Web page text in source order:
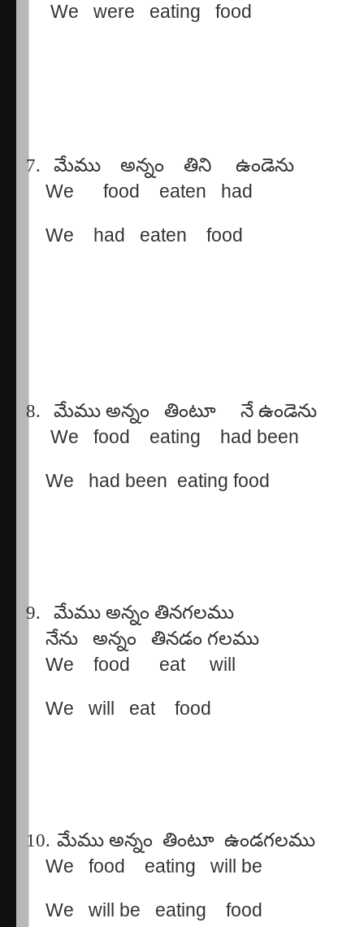
We were eating food
7. మేము అన్నం తిని
ఉండెను
We
food eaten had
We had eaten food
8. మేము అన్నం తింటూ నే ఉండెను
We
food eating had been
We had been eating food
9. మేము అన్నం తినగలము
నేను
అన్నం తినడం గలము
We
food eat will
We will eat food
10. మేము అన్నం తింటూ ఉండగలము
We
food eating will be
We will be eating food